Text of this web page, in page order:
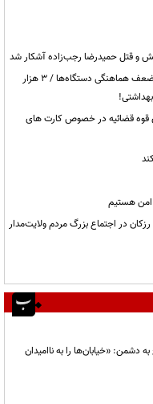
و قتل حمیدرضا رجب‌زاده آشکار شد
ریمـدان؛ مرزی گرفتار در صف، کمبود زیرساخت و ضعف هماهنگی دستگاه‌ها / ۳ هزار
قوه قضائیه در خصوص کارت های
امن هستیم
در اجتماع بزرگ مردم ولایت‌مدار
دشمن: «خیابان‌ها را به ناامیدان